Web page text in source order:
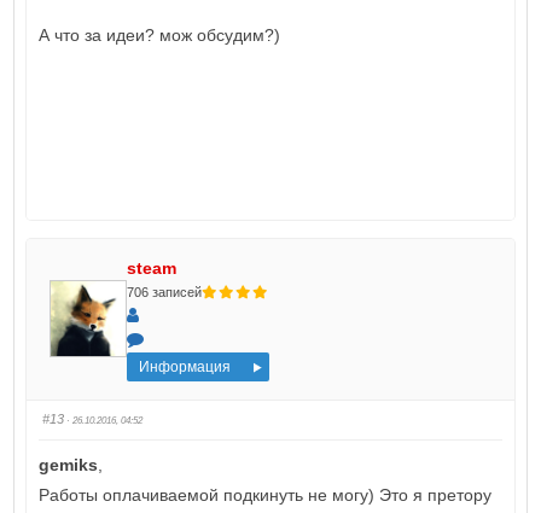
А что за идеи? мож обсудим?)
steam
706 записей
Информация
#13 · 26.10.2016, 04:52
gemiks
Работы оплачиваемой подкинуть не могу) Это я претору